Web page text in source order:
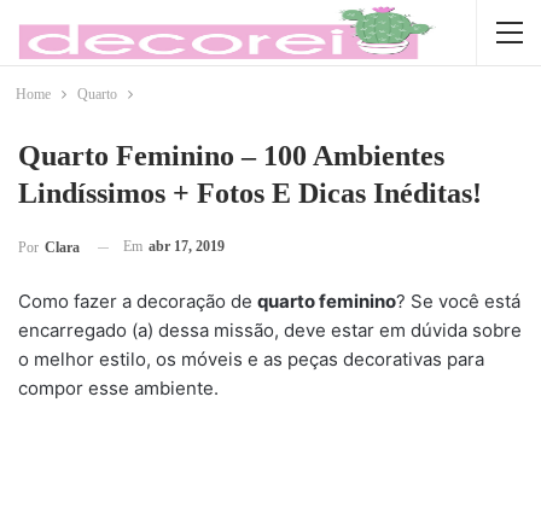
Home Quarto
Quarto Feminino – 100 Ambientes
Lindíssimos + Fotos E Dicas Inéditas!
Por Clara Em abr 17, 2019
Como fazer a decoração de quarto feminino? Se você está
encarregado (a) dessa missão, deve estar em dúvida sobre
o melhor estilo, os móveis e as peças decorativas para
compor esse ambiente.